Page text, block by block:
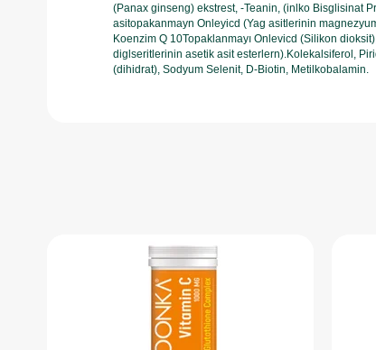
(Panax ginseng) ekstrest, -Teanin, (inlko Bisglisinat
asitopakanmayn Onleyicd (Yag asitlerinin
Koenzim Q 10Topaklanmayı Onlevicd (Silikon
diglseritlerinin asetik asit esterlern).Kolekalsiferol,
(dihidrat), Sodyum Selenit, D-Biotin, Metilkobalamin.